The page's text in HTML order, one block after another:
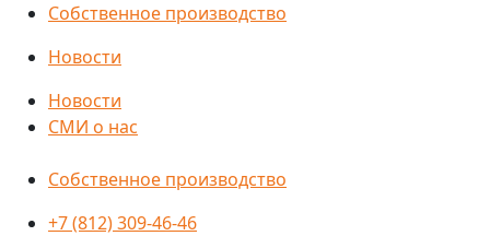
Собственное производство
Новости
Новости
СМИ о нас
Собственное производство
+7 (812) 309-46-46